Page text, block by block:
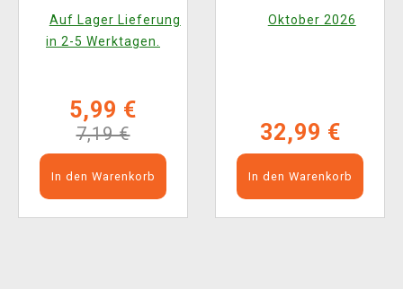
Auf Lager Lieferung
in 2-5 Werktagen.
5,99 €
7,19 €
In den Warenkorb
Oktober 2026
32,99 €
In den Warenkorb